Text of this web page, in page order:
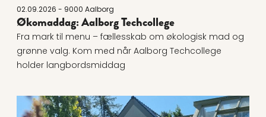
02.09.2026 - 9000 Aalborg
Økomaddag: Aalborg Techcollege
Fra mark til menu – fællesskab om økologisk mad og
grønne valg. Kom med når Aalborg Techcollege
holder langbordsmiddag
Læs mere om Økomaddag 2026 - Skovmærke ApS